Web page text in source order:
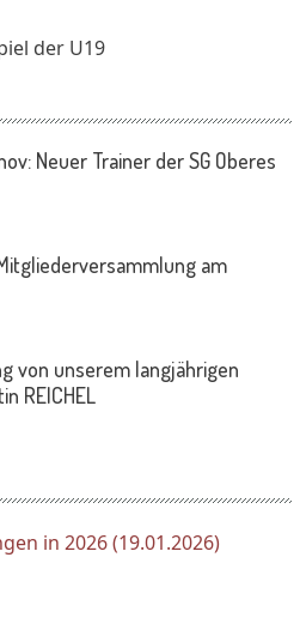
der U19
Neuer Trainer der SG Oberes
am
von unserem langjährigen
REICHEL
in 2026 (19.01.2026)